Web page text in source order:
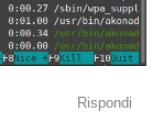
Rispondi